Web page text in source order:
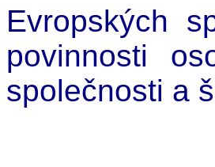
Evropských
povinnosti
společnosti a